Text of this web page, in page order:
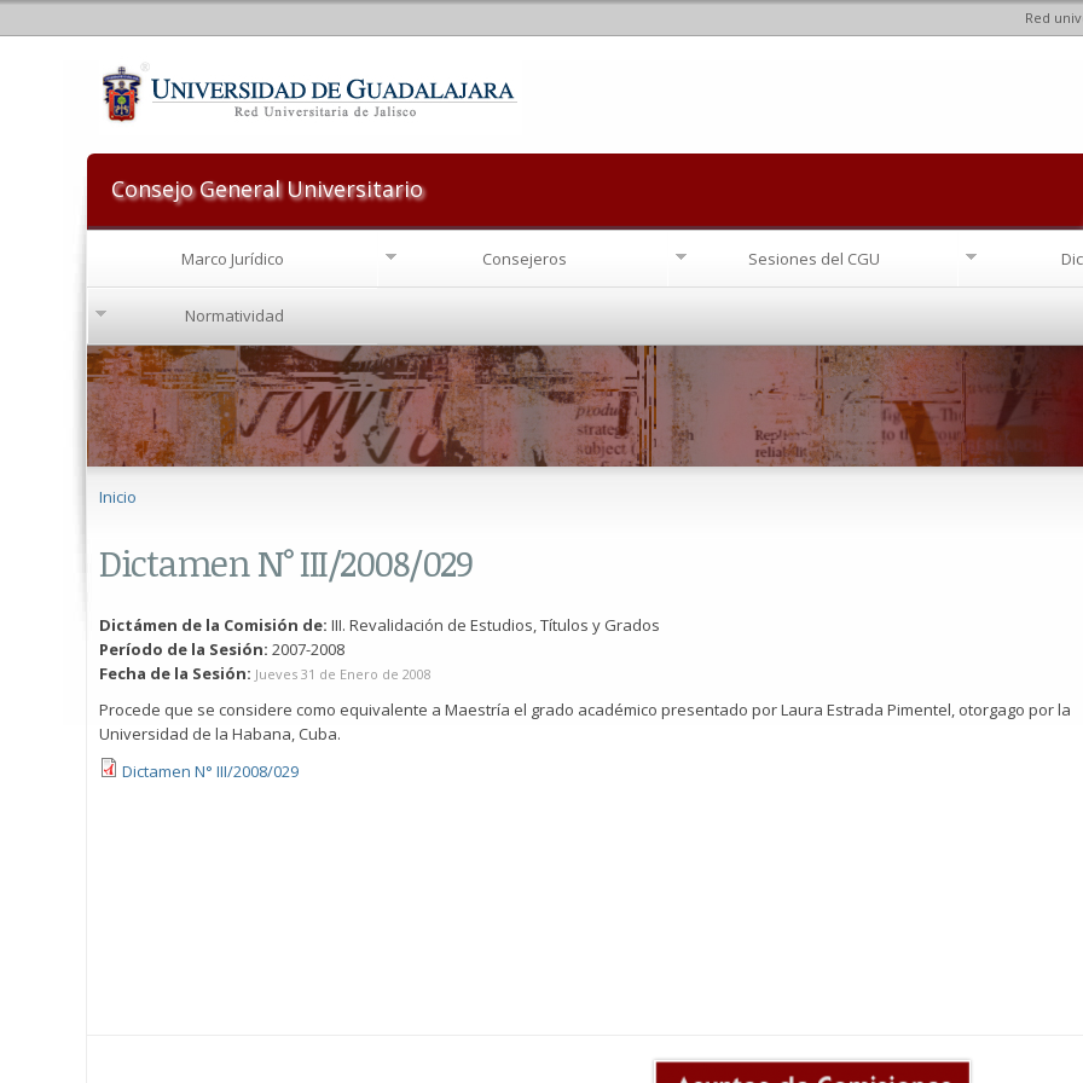
Red
Consejo General Universitario
Marco Jurídico Consejeros Sesiones del CGU
Normatividad
Inicio
Dictamen N° III/2008/029
Dictámen de la Comisión de: III. Revalidación de Estudios, Títulos y Grados
Período de la Sesión: 2007-2008
Fecha de la Sesión: Jueves 31 de Enero de 2008
Procede que se considere como equivalente a Maestría el grado académico presentado por Laura Estrada Pimentel, otorgago por la
Universidad de la Habana, Cuba.
Dictamen N° III/2008/029